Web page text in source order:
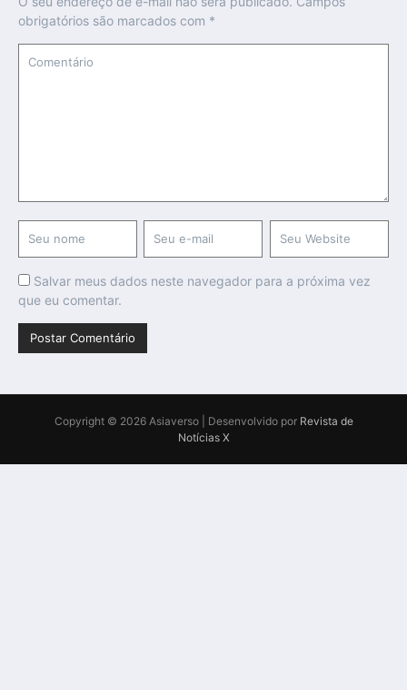
obrigatórios são marcados com *
Salvar meus dados neste navegador para a próxima vez
que eu comentar.
Copyright © 2026 Asiaverso | Desenvolvido por Revista de
Notícias X